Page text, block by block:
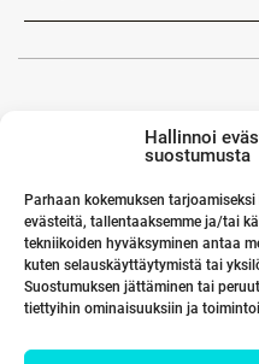
Hallinnoi
suostumusta
Parhaan kokemuksen
evästeitä, tallentaaksemme ja/tai
tekniikoiden hyväksyminen antaa
kuten selauskäyttäytymistä tai
Suostumuksen jättäminen tai
tiettyihin ominaisuuksiin ja